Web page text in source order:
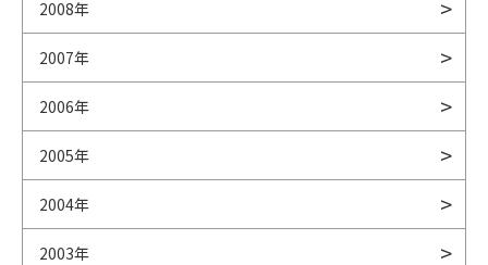
2008年
2007年
2006年
2005年
2004年
2003年